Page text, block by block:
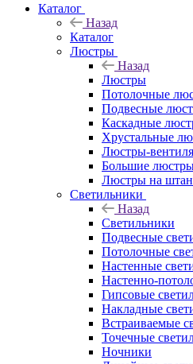
Каталог
Назад
Каталог
Люстры
Назад
Люстры
Потолочные
Подвесные
Каскадные
Хрустальные
Люстры-
Большие
Люстры на
Светильники
Назад
Светильники
Подвесные
Потолочные
Настенные
Настенно-
Гипсовые
Накладные
Встраиваемые
Точечные
Ночники